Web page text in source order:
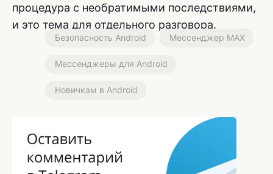
процедура с необратимыми последствиями,
и это тема для отдельного разговора.
Безопасность Android Мессенджер MAX
Мессенджеры для Android
Новичкам в Android